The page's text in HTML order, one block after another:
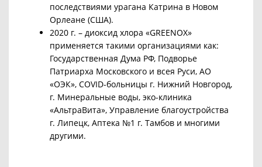
последствиями урагана Катрина в Новом
Орлеане (США).
2020 г. – диоксид хлора «GREENOX»
применяется такими организациями как:
Государственная Дума РФ, Подворье
Патриарха Московского и всея Руси, АО
«ОЭК», COVID-больницы г. Нижний Новгород,
г. Минеральные воды, эко-клиника
«АльтраВита», Управление благоустройства
г. Липецк, Аптека №1 г. Тамбов и многими
другими.